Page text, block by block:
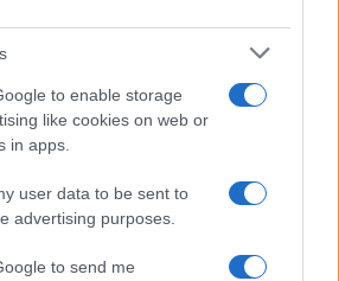
to enable storage
like cookies on web or
in apps.
user data to be sent to
advertising purposes.
to send me
Αιγαίο οι Τούρκοι